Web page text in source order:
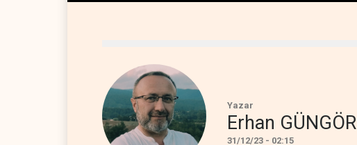
Yazar
Erhan GÜNGÖR
31/12/23 - 02:15